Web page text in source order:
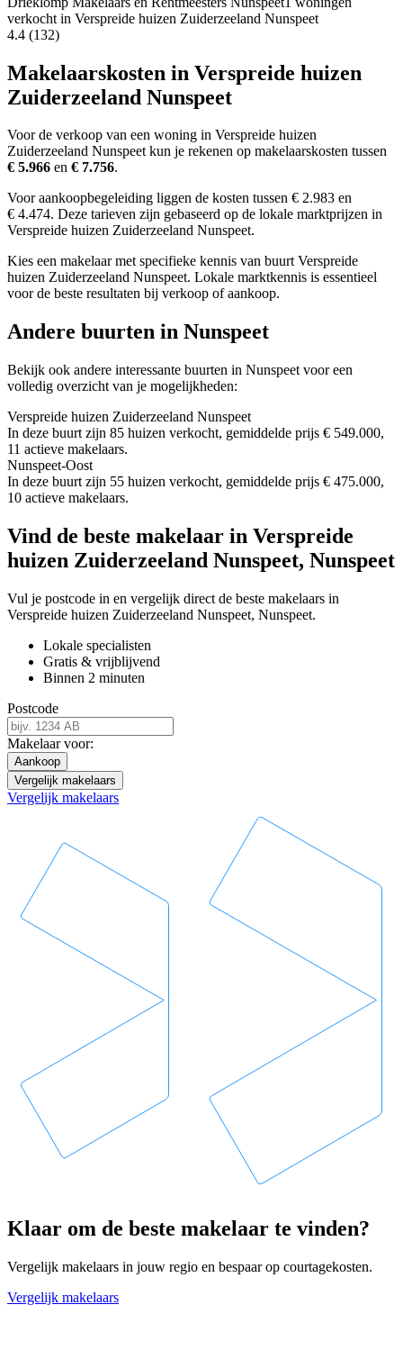
verkocht in Verspreide huizen Zuiderzeeland Nunspeet
4.4 (132)
Makelaarskosten in Verspreide huizen
Zuiderzeeland Nunspeet
Voor de verkoop van een woning in Verspreide huizen
Zuiderzeeland Nunspeet kun je rekenen op makelaarskosten tussen
€ 5.966 en € 7.756.
Voor aankoopbegeleiding liggen de kosten tussen € 2.983 en
€ 4.474. Deze tarieven zijn gebaseerd op de lokale marktprijzen in
Verspreide huizen Zuiderzeeland Nunspeet.
Kies een makelaar met specifieke kennis van buurt Verspreide
huizen Zuiderzeeland Nunspeet. Lokale marktkennis is essentieel
voor de beste resultaten bij verkoop of aankoop.
Andere buurten in Nunspeet
Bekijk ook andere interessante buurten in Nunspeet voor een
volledig overzicht van je mogelijkheden:
Verspreide huizen Zuiderzeeland Nunspeet
In deze buurt zijn 85 huizen verkocht, gemiddelde prijs € 549.000,
11 actieve makelaars.
Nunspeet-Oost
In deze buurt zijn 55 huizen verkocht, gemiddelde prijs € 475.000,
10 actieve makelaars.
Vind de beste makelaar in Verspreide
huizen Zuiderzeeland Nunspeet, Nunspeet
Vul je postcode in en vergelijk direct de beste makelaars in
Verspreide huizen Zuiderzeeland Nunspeet, Nunspeet.
Lokale specialisten
Gratis & vrijblijvend
Binnen 2 minuten
Postcode
Makelaar voor:
Aankoop
Vergelijk makelaars
Vergelijk makelaars
Klaar om de beste makelaar te vinden?
Vergelijk makelaars in jouw regio en bespaar op courtagekosten.
Vergelijk makelaars